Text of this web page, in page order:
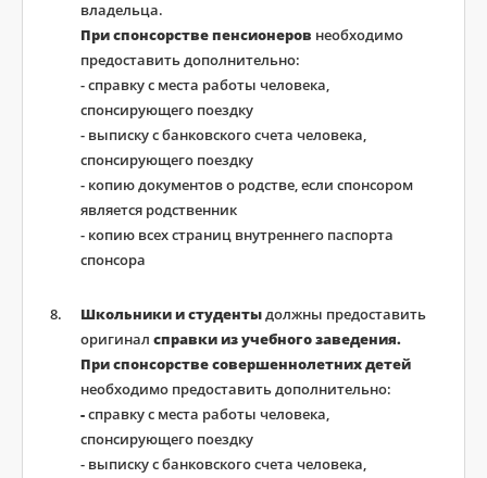
владельца.
При спонсорстве пенсионеров необходимо
предоставить дополнительно:
- справку с места работы человека,
спонсирующего поездку
- выписку с банковского счета человека,
спонсирующего поездку
- копию документов о родстве, если спонсором
является родственник
- копию всех страниц внутреннего паспорта
спонсора
Школьники и студентыдолжны предоставить
оригинал справки из учебного заведения.
При спонсорстве совершеннолетних детей
необходимо предоставить дополнительно:
-справку с места работы человека,
спонсирующего поездку
- выписку с банковского счета человека,